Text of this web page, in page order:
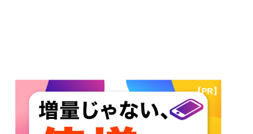
【PR】